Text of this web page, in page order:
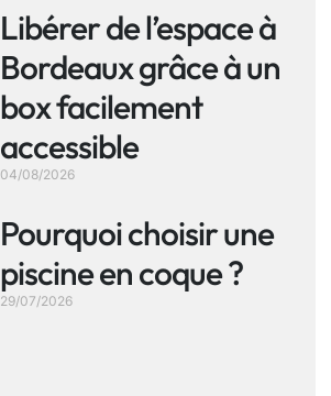
Libérer de l’espace à
Bordeaux grâce à un
box facilement
accessible
04/08/2026
Pourquoi choisir une
piscine en coque ?
29/07/2026